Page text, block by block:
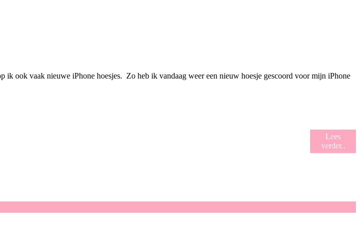
ik ook vaak nieuwe iPhone hoesjes. Zo heb ik vandaag weer een nieuw hoesje gescoord voor mijn iPhone
Lees
verder..